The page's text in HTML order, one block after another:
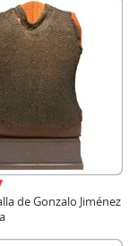
de Gonzalo Jiménez